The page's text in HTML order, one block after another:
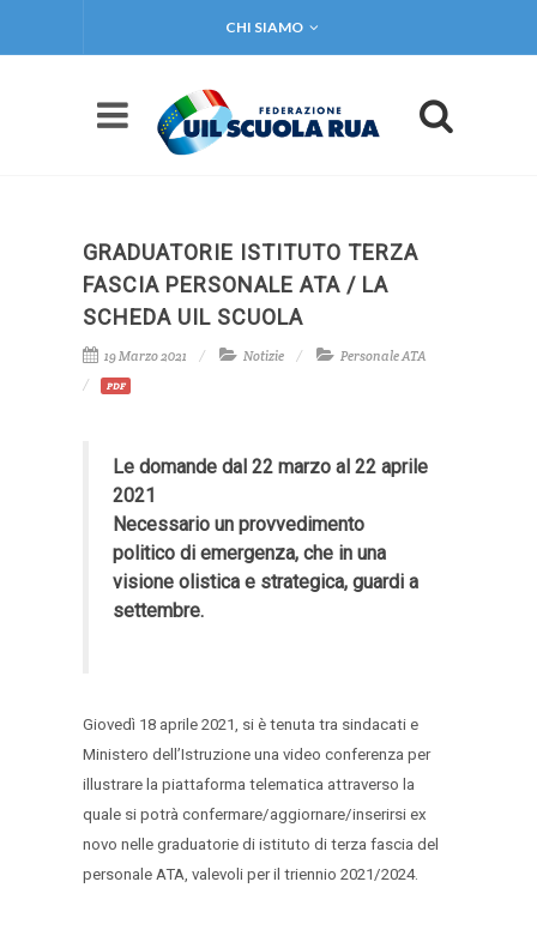
CHI SIAMO
GRADUATORIE ISTITUTO TERZA
FASCIA PERSONALE ATA / LA
SCHEDA UIL SCUOLA
19 Marzo 2021 Notizie Personale ATA
PDF
Le domande dal 22 marzo al 22 aprile
2021
Necessario un provvedimento
politico di emergenza, che in una
visione olistica e strategica, guardi a
settembre.
Giovedì 18 aprile 2021, si è tenuta tra sindacati e
Ministero dell’Istruzione una video conferenza per
illustrare la piattaforma telematica attraverso la
quale si potrà confermare/aggiornare/inserirsi ex
novo nelle graduatorie di istituto di terza fascia del
personale ATA, valevoli per il triennio 2021/2024.